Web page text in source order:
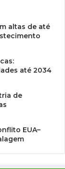
altas de até
até 2034
de
EUA–